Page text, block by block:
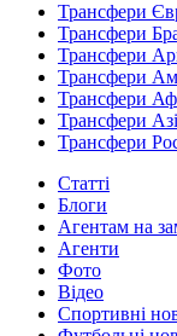
Трансфери
Трансфери
Трансфери
Трансфери
Трансфери
Трансфери
Трансфери
Статті
Блоги
Агентам на
Агенти
Фото
Відео
Спортивні